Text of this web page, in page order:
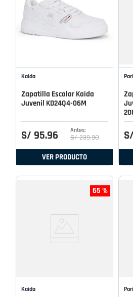
Kaida
Zapatilla Escolar Kaida
Juvenil KD24Q4-06M
S/ 95.96 S/ 239.90
VER PRODUCTO
S/
65 %
Kaida